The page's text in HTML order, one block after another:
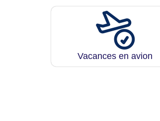
Vacances en avion